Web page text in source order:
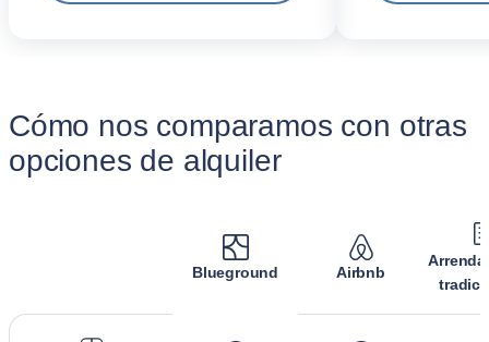
Cómo nos comparamos con otras
opciones de alquiler
Blueground Airbnb